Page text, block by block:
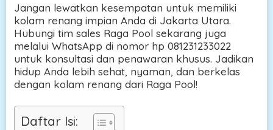
Jangan lewatkan kesempatan untuk memiliki
kolam renang impian Anda di Jakarta Utara.
Hubungi tim sales Raga Pool sekarang juga
melalui WhatsApp di nomor hp 081231233022
untuk konsultasi dan penawaran khusus. Jadikan
hidup Anda lebih sehat, nyaman, dan berkelas
dengan kolam renang dari Raga Pool!
Daftar Isi: